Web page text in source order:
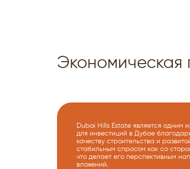
Экономическая
Dubai Hills Estate является одним
для инвестиций в Дубае
качеству строительства и
стабильным спросом как со
что делает его перспективным
вложений.